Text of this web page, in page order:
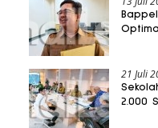
21 Juli
2.000